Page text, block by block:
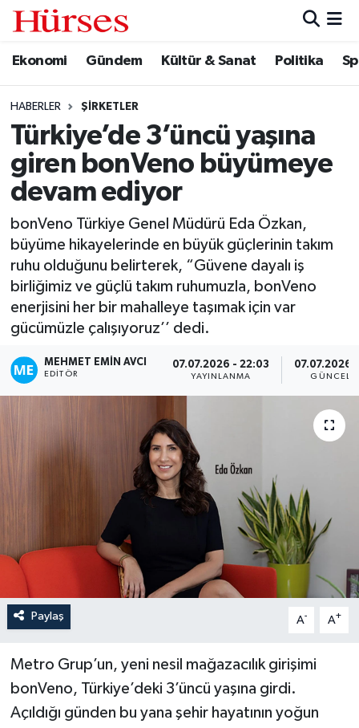
Ekonomi Gündem Kültür & Sanat Politika
HABERLER ŞIRKETLER
Türkiye’de 3’üncü yaşına
giren bonVeno büyümeye
devam ediyor
bonVeno Türkiye Genel Müdürü Eda Özkan,
büyüme hikayelerinde en büyük güçlerinin takım
ruhu olduğunu belirterek, “Güvene dayalı iş
birliğimiz ve güçlü takım ruhumuzla, bonVeno
enerjisini her bir mahalleye taşımak için var
gücümüzle çalışıyoruz’’ dedi.
MEHMET EMIN AVCI
EDITÖR
07.07.2026 - 22:03
YAYINLANMA
07.07.2026
Paylaş A- A+
Metro Grup’un, yeni nesil mağazacılık girişimi
bonVeno, Türkiye’deki 3’üncü yaşına girdi.
Açıldığı günden bu yana şehir hayatının yoğun
Ekonomi
Gündem
Kültür & Sanat
Politika
Spor
Turizm
Hava Durumu
Trafik Durumu
Süper Lig Puan Durumu ve Fikstür
Tüm Manşetler
Son Dakika Haberleri
Haber Arşivi